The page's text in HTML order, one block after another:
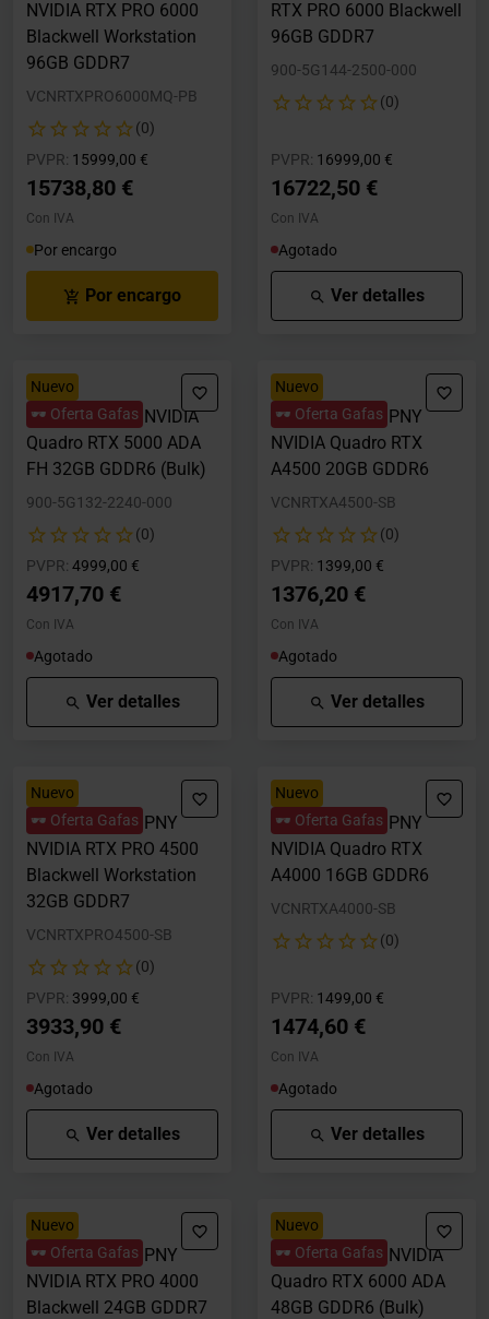
NVIDIA RTX PRO 6000
Blackwell Workstation
96GB GDDR7
VCNRTXPRO6000MQ-PB
(0)
PVPR: Precio rebajado desde
15999,00 €
15738,80 €
Con IVA
Por encargo
Por encargo
RTX PRO 6000 Blackwell
96GB GDDR7
900-5G144-2500-000
(0)
PVPR: Precio rebajado desde
16999,00 €
16722,50 €
Con IVA
Agotado
Ver detalles
Nuevo
🕶️ Oferta Gafas
Tarjeta Gráfica NVIDIA
Quadro RTX 5000 ADA
FH 32GB GDDR6 (Bulk)
900-5G132-2240-000
(0)
PVPR: Precio rebajado desde
4999,00 €
4917,70 €
Con IVA
Agotado
Ver detalles
Nuevo
🕶️ Oferta Gafas
Tarjeta Gráfica PNY
NVIDIA Quadro RTX
A4500 20GB GDDR6
VCNRTXA4500-SB
(0)
PVPR: Precio rebajado desde
1399,00 €
1376,20 €
Con IVA
Agotado
Ver detalles
Nuevo
🕶️ Oferta Gafas
Tarjeta Gráfica PNY
NVIDIA RTX PRO 4500
Blackwell Workstation
32GB GDDR7
VCNRTXPRO4500-SB
(0)
PVPR: Precio rebajado desde
3999,00 €
3933,90 €
Con IVA
Agotado
Ver detalles
Nuevo
🕶️ Oferta Gafas
Tarjeta Gráfica PNY
NVIDIA Quadro RTX
A4000 16GB GDDR6
VCNRTXA4000-SB
(0)
PVPR: Precio rebajado desde
1499,00 €
1474,60 €
Con IVA
Agotado
Ver detalles
Nuevo
🕶️ Oferta Gafas
Tarjeta Gráfica PNY
NVIDIA RTX PRO 4000
Blackwell 24GB GDDR7
Nuevo
🕶️ Oferta Gafas
Tarjeta Gráfica NVIDIA
Quadro RTX 6000 ADA
48GB GDDR6 (Bulk)